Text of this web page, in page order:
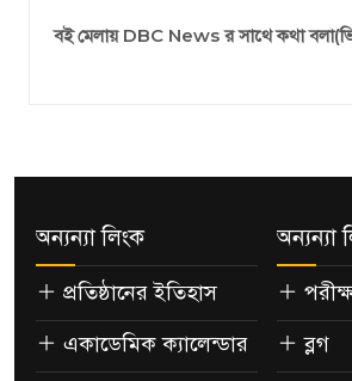
বই মেলায় DBC News র সাথে কথা
অন্যন্যা লিংক
প্রতিষ্ঠানের ইতিহাস
একাডেমিক ক্যালেন্ডার
অন্যন্যা
ব্লগ